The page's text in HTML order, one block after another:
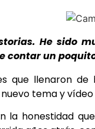
He sido
contar un
que llenaron
tema y
la honestidad